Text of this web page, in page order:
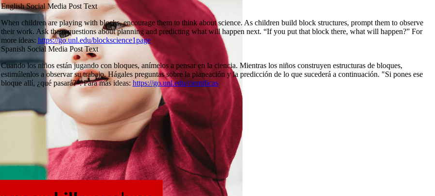
English Social Media Post Text
When children are playing with blocks, encourage them to think about science. As children build block structures, prompt them to observe
their work. Ask them questions about planning and predicting what will happen next. “If you put that block there, what will happen?” For
more ideas: https://go.unl.edu/blockscience1page
Spanish Social Media Post Text
Cuando los niños están jugando con bloques, anímelos a pensar en la ciencia. Mientras los niños construyen estructuras de bloques,
estimúlenlos a observar su trabajo. Hágales preguntas sobre la planeación y la predicción de lo que sucederá a continuación. "Si pones ese
bloque allí, ¿qué pasará?". Para más ideas: https://go.unl.edu/cientificas